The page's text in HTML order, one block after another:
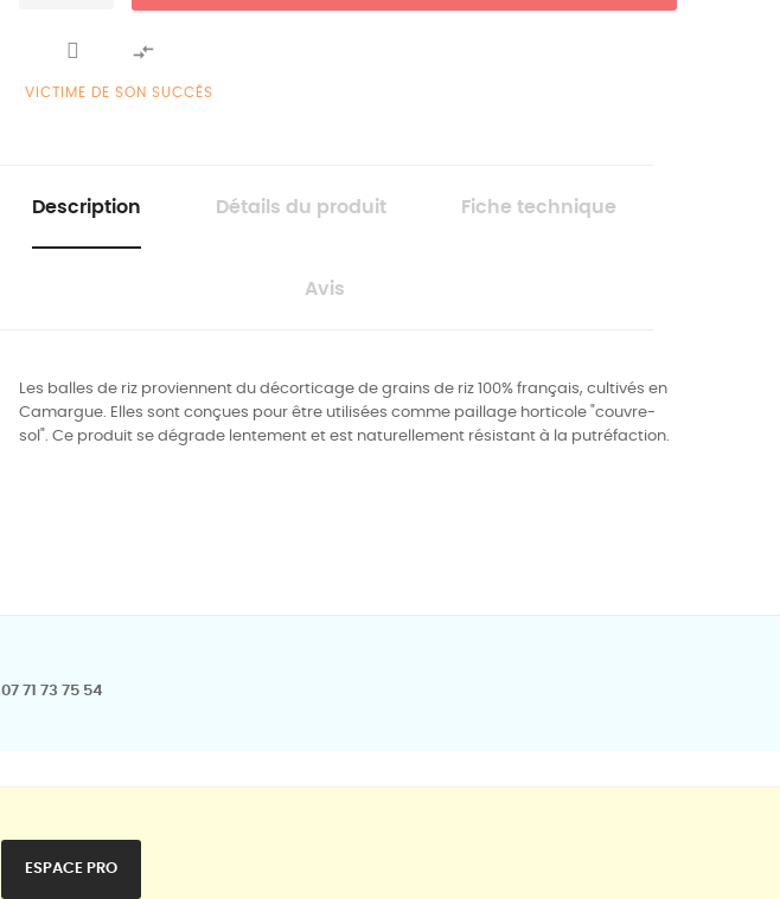

VICTIME DE SON SUCCÈS
Description Détails du produit Fiche technique
Avis
Les balles de riz proviennent du décorticage de grains de riz 100% français, cultivés en
Camargue. Elles sont conçues pour être utilisées comme paillage horticole "couvre-
sol". Ce produit se dégrade lentement et est naturellement résistant à la putréfaction.
07 71 73 75 54
ESPACE PRO